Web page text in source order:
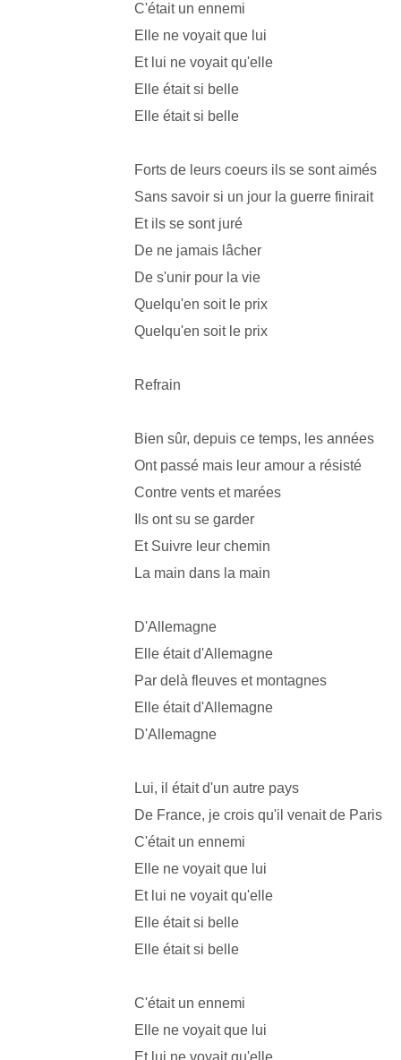
C'était un ennemi
Elle ne voyait que lui
Et lui ne voyait qu'elle
Elle était si belle
Elle était si belle
Forts de leurs coeurs ils se sont aimés
Sans savoir si un jour la guerre finirait
Et ils se sont juré
De ne jamais lâcher
De s'unir pour la vie
Quelqu'en soit le prix
Quelqu'en soit le prix
Refrain
Bien sûr, depuis ce temps, les années
Ont passé mais leur amour a résisté
Contre vents et marées
Ils ont su se garder
Et Suivre leur chemin
La main dans la main
D'Allemagne
Elle était d'Allemagne
Par delà fleuves et montagnes
Elle était d'Allemagne
D'Allemagne
Lui, il était d'un autre pays
De France, je crois qu'il venait de Paris
C'était un ennemi
Elle ne voyait que lui
Et lui ne voyait qu'elle
Elle était si belle
Elle était si belle
C'était un ennemi
Elle ne voyait que lui
Et lui ne voyait qu'elle